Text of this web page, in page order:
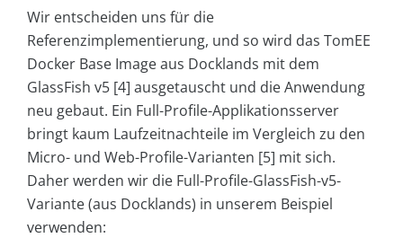
Wir entscheiden uns für die
Referenzimplementierung, und so wird das TomEE
Docker Base Image aus Docklands mit dem
GlassFish v5 [4] ausgetauscht und die Anwendung
neu gebaut. Ein Full-Profile-Applikationsserver
bringt kaum Laufzeitnachteile im Vergleich zu den
Micro- und Web-Profile-Varianten [5] mit sich.
Daher werden wir die Full-Profile-GlassFish-v5-
Variante (aus Docklands) in unserem Beispiel
verwenden: